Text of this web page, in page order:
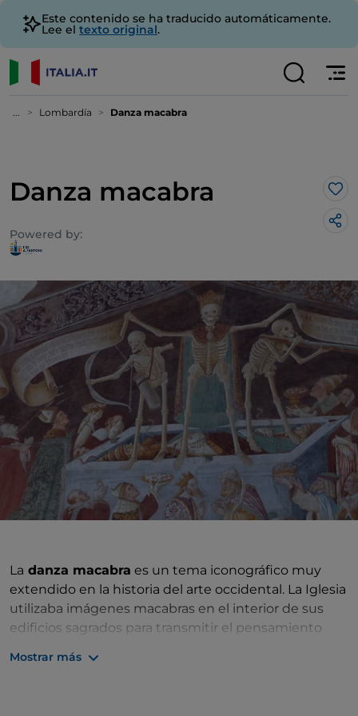
Este contenido se ha traducido automáticamente.
Lee el texto original.
... Lombardía Danza macabra
Danza macabra Me
Powered by:
La danza macabra es un tema iconográfico muy
extendido en la historia del arte occidental. La Iglesia
utilizaba imágenes macabras en el interior de sus
edificios sagrados para transmitir el pensamiento
Mostrar más